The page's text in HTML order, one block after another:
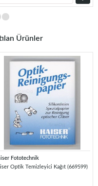
Ürünler
Fototechnik
Optik Temizleyici Kağıt (669599)